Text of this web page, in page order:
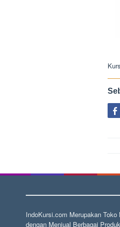
IndoKursi.com Merupakan
dengan Menjual Berbagai